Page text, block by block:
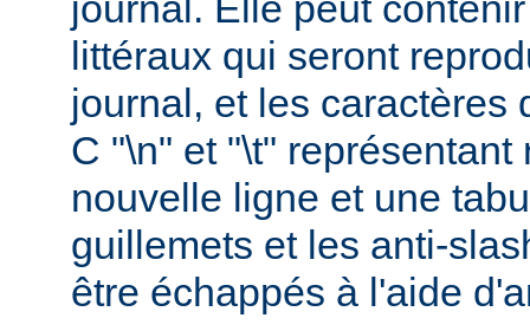
littéraux qui seront
journal, et les caractères
C "\n" et "\t"
nouvelle ligne et une
guillemets et les anti-
être échappés à l'aide